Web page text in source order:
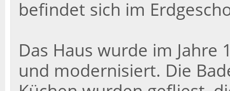
befindet sich im
Das Haus wurde im Jahre
und modernisiert. Die